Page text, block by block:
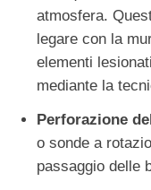
atmosfera.
legare con la
elementi
mediante la
Perforazione
o sonde a
passaggio delle